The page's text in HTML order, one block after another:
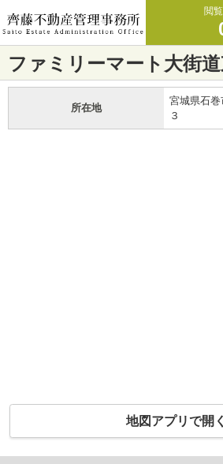
閲
ファミリーマート大街
所在地
宮城県石巻
３
地図アプリで開く